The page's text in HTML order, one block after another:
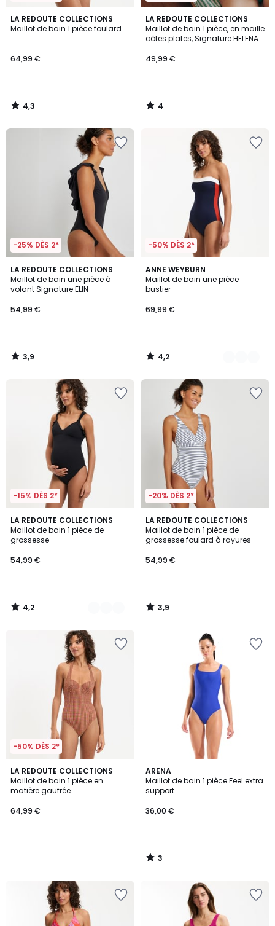
LA REDOUTE COLLECTIONS
Maillot de bain 1 pièce foulard
64,99 €
4,3
/ 5
4,3
/
LA REDOUTE COLLECTIONS
Maillot de bain 1 pièce, en maille
côtes plates, Signature HELENA
49,99 €
4
/
5
4
/
-25% DÈS 2*
LA REDOUTE COLLECTIONS
Maillot de bain une pièce à
volant Signature ELIN
54,99 €
3,9
/ 5
3,9
/
-50% DÈS 2*
ANNE WEYBURN
Maillot de bain une pièce
bustier
69,99 €
4,2
/ 5
2
Couleurs
4,2
/
-15% DÈS 2*
LA REDOUTE COLLECTIONS
Maillot de bain 1 pièce de
grossesse
54,99 €
4,2
/ 5
2
Couleurs
4,2
/
-20% DÈS 2*
LA REDOUTE COLLECTIONS
Maillot de bain 1 pièce de
grossesse foulard à rayures
54,99 €
3,9
/ 5
3,9
/
-50% DÈS 2*
LA REDOUTE COLLECTIONS
Maillot de bain 1 pièce en
matière gaufrée
64,99 €
ARENA
Maillot de bain 1 pièce Feel extra
support
36,00 €
3
/
5
3
/